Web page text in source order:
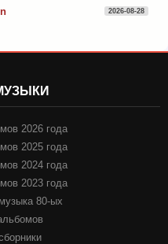
2026-08-28
2026 года
2025 года
2024 года
2023 года
80-ых